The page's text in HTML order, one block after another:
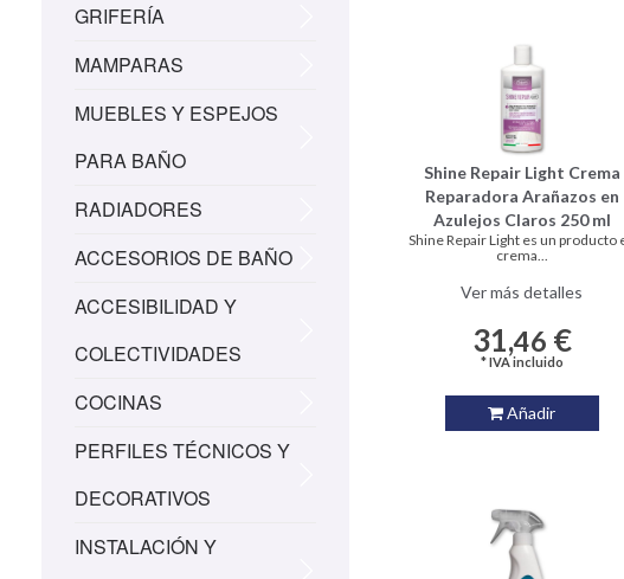
GRIFERÍA
MAMPARAS
MUEBLES Y ESPEJOS
PARA BAÑO
RADIADORES
ACCESORIOS DE BAÑO
ACCESIBILIDAD Y
COLECTIVIDADES
COCINAS
PERFILES TÉCNICOS Y
DECORATIVOS
INSTALACIÓN Y
Shine Repair Light Crema
Reparadora Arañazos en
Azulejos Claros 250 ml
Shine Repair Light es un producto
crema...
Ver más detalles
31,46 €
* IVA incluido
Añadir